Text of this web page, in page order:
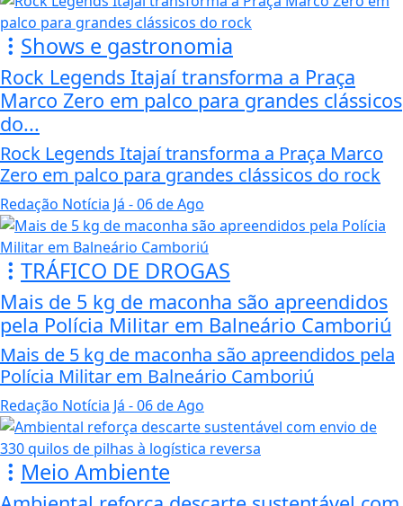
Shows e gastronomia
Rock Legends Itajaí transforma a Praça
Marco Zero em palco para grandes clássicos
do...
Rock Legends Itajaí transforma a Praça Marco
Zero em palco para grandes clássicos do rock
Redação Notícia Já - 06 de Ago
TRÁFICO DE DROGAS
Mais de 5 kg de maconha são apreendidos
pela Polícia Militar em Balneário Camboriú
Mais de 5 kg de maconha são apreendidos pela
Polícia Militar em Balneário Camboriú
Redação Notícia Já - 06 de Ago
Meio Ambiente